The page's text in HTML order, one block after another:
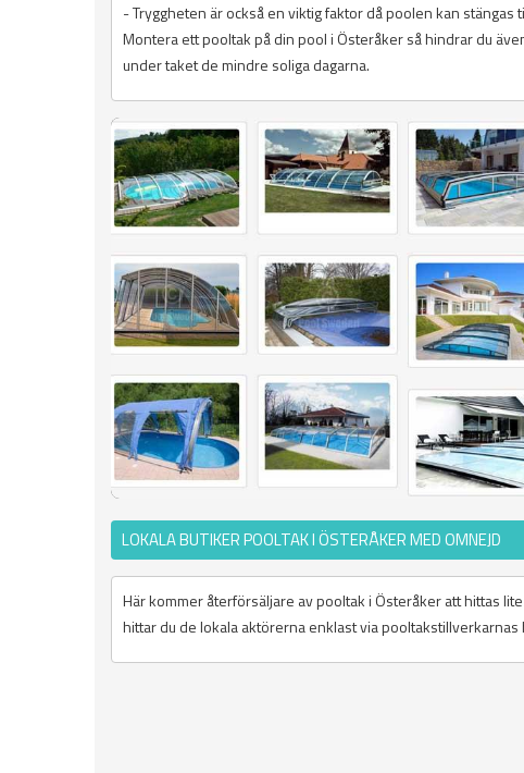
- Tryggheten är också en viktig faktor då poolen kan stängas
Montera ett pooltak på din pool i Österåker så hindrar du
under taket de mindre soliga dagarna.
LOKALA BUTIKER POOLTAK I ÖSTERÅKER MED OMNEJD
Här kommer återförsäljare av pooltak i Österåker att hittas
hittar du de lokala aktörerna enklast via